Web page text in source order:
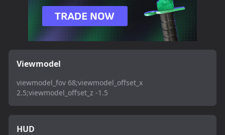
Viewmodel
viewmodel_fov 68;viewmodel_offset_x
2.5;viewmodel_offset_z -1.5
HUD